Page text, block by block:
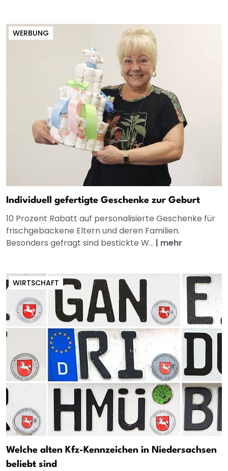
WERBUNG
Individuell gefertigte Geschenke zur Geburt
10 Prozent Rabatt auf personalisierte Geschenke für
frischgebackene Eltern und deren Familien.
Besonders gefragt sind bestickte W... | mehr
WIRTSCHAFT
Welche alten Kfz-Kennzeichen in Niedersachsen
beliebt sind